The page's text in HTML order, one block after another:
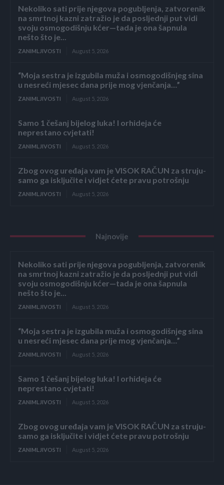
Nekoliko sati prije njegova pogubljenja, zatvorenik
na smrtnoj kazni zatražio je da posljednji put vidi
svoju osmogodišnju kćer—tada je ona šapnula
nešto što je...
ZANIMLJIVOSTI August 5, 2026
“Moja sestra je izgubila muža i osmogodišnjeg sina
u nesreći mjesec dana prije mog vjenčanja…”
ZANIMLJIVOSTI August 5, 2026
Samo 1 češanj bijelog luka! I orhideja će
neprestano cvjetati!
ZANIMLJIVOSTI August 5, 2026
Zbog ovog uređaja vam je VISOK RAČUN za struju-
samo ga isključite i vidjet ćete pravu potrošnju
ZANIMLJIVOSTI August 5, 2026
Najnovije
Nekoliko sati prije njegova pogubljenja, zatvorenik
na smrtnoj kazni zatražio je da posljednji put vidi
svoju osmogodišnju kćer—tada je ona šapnula
nešto što je...
ZANIMLJIVOSTI August 5, 2026
“Moja sestra je izgubila muža i osmogodišnjeg sina
u nesreći mjesec dana prije mog vjenčanja…”
ZANIMLJIVOSTI August 5, 2026
Samo 1 češanj bijelog luka! I orhideja će
neprestano cvjetati!
ZANIMLJIVOSTI August 5, 2026
Zbog ovog uređaja vam je VISOK RAČUN za struju-
samo ga isključite i vidjet ćete pravu potrošnju
ZANIMLJIVOSTI August 5, 2026